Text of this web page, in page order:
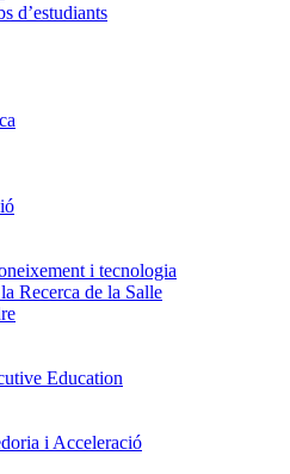
d’estudiants
i tecnologia
Recerca de la Salle
Education
i Acceleració